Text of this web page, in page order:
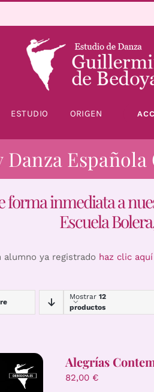
ESTUDIO ORIGEN
Danza
forma inmediata a
Escuela
alumno ya registrado haz clic aquí
Mostrar 12
productos
Alegrías
82,00 €